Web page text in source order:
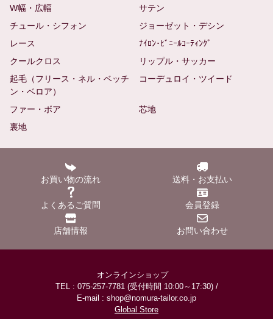
W幅・広幅
サテン
チュール・シフォン
ジョーゼット・デシン
レース
ﾅｲﾛﾝ･ﾋﾞﾆｰﾙｺｰﾃｨﾝｸﾞ
クールクロス
リップル・サッカー
起毛（フリース・ネル・ベッチ
ン・ベロア）
コーデュロイ・ツイード
ファー・ボア
芯地
裏地
お買い物の流れ 送料・お支払い
よくあるご質問 会員登録
店舗情報 お問い合わせ
オンラインショップ
TEL : 075-257-7781 (受付時間 10:00～17:30) /
E-mail : shop@nomura-tailor.co.jp
Global Store